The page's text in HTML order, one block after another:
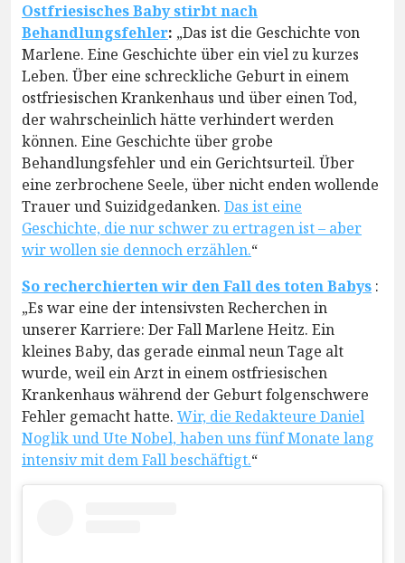
Ostfriesisches Baby stirbt nach
Behandlungsfehler: „Das ist die Geschichte von
Marlene. Eine Geschichte über ein viel zu kurzes
Leben. Über eine schreckliche Geburt in einem
ostfriesischen Krankenhaus und über einen Tod,
der wahrscheinlich hätte verhindert werden
können. Eine Geschichte über grobe
Behandlungsfehler und ein Gerichtsurteil. Über
eine zerbrochene Seele, über nicht enden wollende
Trauer und Suizidgedanken. Das ist eine
Geschichte, die nur schwer zu ertragen ist – aber
wir wollen sie dennoch erzählen.“
So recherchierten wir den Fall des toten Babys :
„Es war eine der intensivsten Recherchen in
unserer Karriere: Der Fall Marlene Heitz. Ein
kleines Baby, das gerade einmal neun Tage alt
wurde, weil ein Arzt in einem ostfriesischen
Krankenhaus während der Geburt folgenschwere
Fehler gemacht hatte. Wir, die Redakteure Daniel
Noglik und Ute Nobel, haben uns fünf Monate lang
intensiv mit dem Fall beschäftigt.“